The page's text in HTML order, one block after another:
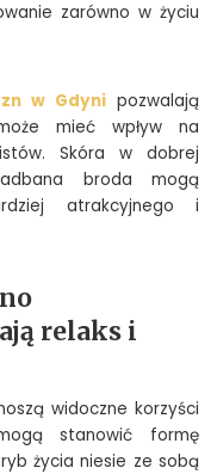
zarówno w życiu
w Gdynipozwalają
mieć wpływ na
Skóra w dobrej
broda mogą
atrakcyjnego i
relaks i
widoczne korzyści
stanowić formę
życia niesie ze sobą